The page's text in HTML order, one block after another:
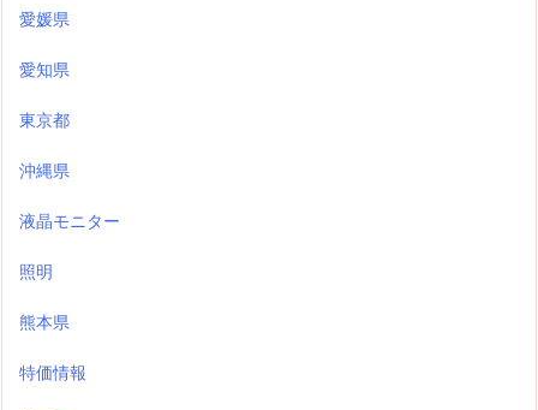
愛媛県
愛知県
東京都
沖縄県
液晶モニター
照明
熊本県
特価情報